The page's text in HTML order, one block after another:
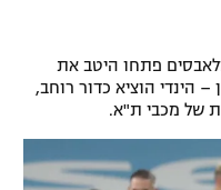
פתחו היטב את
הינדי הוציא כדור רוחב,
של מכבי ת"א.